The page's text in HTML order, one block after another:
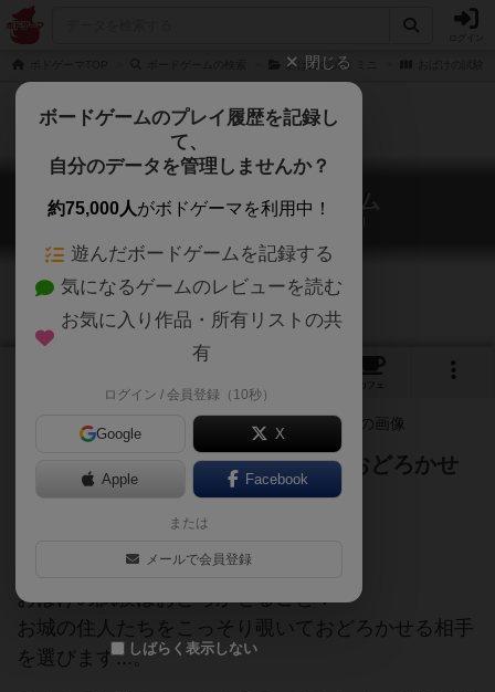
おばけの試験 ミニ
おばけの試験カードゲーム
Schloss Schlotterstein: Das Kartenspiel
カフェ
見習いおばけのおどろかせ試験！おどろかせ
る相手を覚えて見つけだそう
おばけの試験はおどろかせること！
お城の住人たちをこっそり覗いておどろかせる相手
を選びます...。
閉じる
ボードゲームのプレイ履歴を記録し
て、
自分のデータを管理しませんか？
約75,000人がボドゲーマを利用中！
遊んだボードゲームを記録する
気になるゲームのレビューを読む
お気に入り作品・所有リストの共
有
ログイン / 会員登録（10秒）
Google X
Apple Facebook
または
メールで会員登録
しばらく表示しない